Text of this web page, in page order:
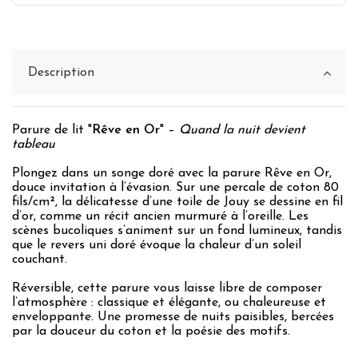
Description
Parure de lit "Rêve en Or" – Quand la nuit devient
tableau
Plongez dans un songe doré avec la parure Rêve en Or,
douce invitation à l’évasion. Sur une percale de coton 80
fils/cm², la délicatesse d’une toile de Jouy se dessine en fil
d’or, comme un récit ancien murmuré à l’oreille. Les
scènes bucoliques s’animent sur un fond lumineux, tandis
que le revers uni doré évoque la chaleur d’un soleil
couchant.
Réversible, cette parure vous laisse libre de composer
l’atmosphère : classique et élégante, ou chaleureuse et
enveloppante. Une promesse de nuits paisibles, bercées
par la douceur du coton et la poésie des motifs.